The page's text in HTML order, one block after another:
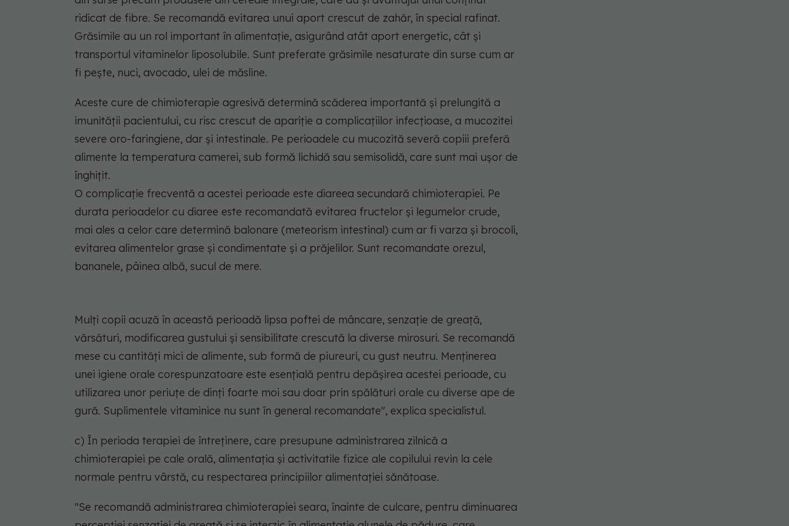
ridicat de fibre. Se recomandă evitarea unui aport crescut de zahăr, în special rafinat.
Grăsimile au un rol important în alimentație, asigurând atât aport energetic, cât și
transportul vitaminelor liposolubile. Sunt preferate grăsimile nesaturate din surse cum ar
fi pește, nuci, avocado, ulei de măsline.
Aceste cure de chimioterapie agresivă determină scăderea importantă și prelungită a
imunității pacientului, cu risc crescut de apariție a complicațiilor infecțioase, a mucozitei
severe oro-faringiene, dar și intestinale. Pe perioadele cu mucozită severă copiii preferă
alimente la temperatura camerei, sub formă lichidă sau semisolidă, care sunt mai ușor de
înghițit.
O complicație frecventă a acestei perioade este diareea secundară chimioterapiei. Pe
durata perioadelor cu diaree este recomandată evitarea fructelor și legumelor crude,
mai ales a celor care determină balonare (meteorism intestinal) cum ar fi varza și brocoli,
evitarea alimentelor grase și condimentate și a prăjelilor. Sunt recomandate orezul,
bananele, pâinea albă, sucul de mere.
Mulți copii acuză în această perioadă lipsa poftei de mâncare, senzație de greață,
vărsături, modificarea gustului și sensibilitate crescută la diverse mirosuri. Se recomandă
mese cu cantități mici de alimente, sub formă de piureuri, cu gust neutru. Menținerea
unei igiene orale corespunzatoare este esențială pentru depășirea acestei perioade, cu
utilizarea unor periuțe de dinți foarte moi sau doar prin spălături orale cu diverse ape de
gură. Suplimentele vitaminice nu sunt în general recomandate", explica specialistul.
c) În perioda terapiei de întreținere, care presupune administrarea zilnică a
chimioterapiei pe cale orală, alimentația și activitatile fizice ale copilului revin la cele
normale pentru vârstă, cu respectarea principiilor alimentației sănătoase.
"Se recomandă administrarea chimioterapiei seara, înainte de culcare, pentru diminuarea